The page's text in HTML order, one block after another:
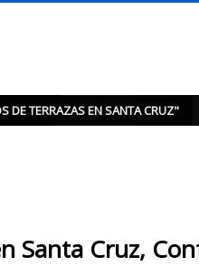
DE TERRAZAS EN SANTA CRUZ"
Santa Cruz,